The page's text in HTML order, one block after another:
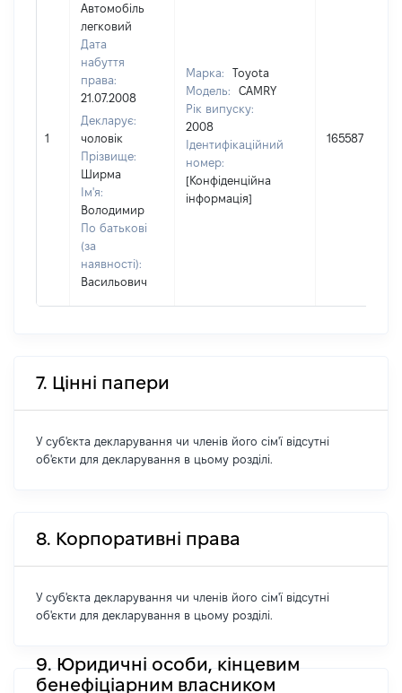
1
Автомобіль
легковий
Дата
набуття
права:
21.07.2008
Декларує:
чоловік
Прізвище:
Ширма
Ім'я:
Володимир
По батькові
(за
наявності):
Васильович
Марка:
Toyota
Модель:
CAMRY
Рік випуску:
2008
Ідентифікаційний
номер:
[Конфіденційна
інформація]
165587
7. Цінні папери
У суб'єкта декларування чи членів його сім'ї відсутні
об'єкти для декларування в цьому розділі.
8. Корпоративні права
У суб'єкта декларування чи членів його сім'ї відсутні
об'єкти для декларування в цьому розділі.
9. Юридичні особи, кінцевим
бенефіціарним власником